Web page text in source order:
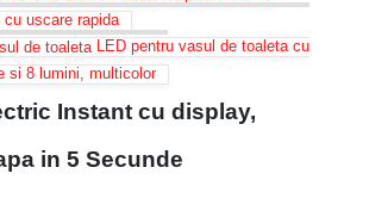
uscare rapida
LED pentru vasul de toaleta cu
si 8 lumini, multicolor
Instant cu display,
in 5 Secunde